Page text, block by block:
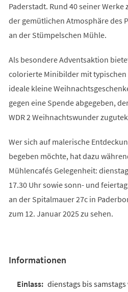
Paderstadt. Rund 40 seiner
der gemütlichen Atmosphäre des
an der Stümpelschen Mühle.
Als besondere Adventsaktion
colorierte Minibilder mit typischen
ideale kleine
gegen eine Spende abgegeben,
WDR 2 Weihnachtswunder
Wer sich auf malerische
begeben möchte, hat dazu
Mühlencafés Gelegenheit:
17.30 Uhr sowie sonn- und
an der Spitalmauer 27c in
zum 12. Januar 2025 zu sehen.
Informationen
dienstags bis